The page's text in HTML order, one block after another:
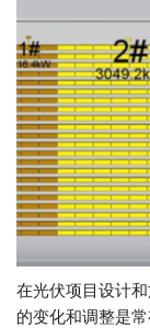
在光伏项目设计
的变化和调整是